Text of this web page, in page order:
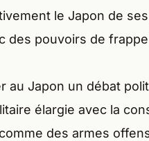
le Japon de
des pouvoirs de
au Japon un débat
élargie avec la
des armes